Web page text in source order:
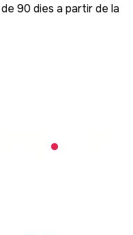
90 dies a partir de la